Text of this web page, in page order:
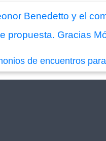
Benedetto y el
propuesta. Gracias
de encuentros